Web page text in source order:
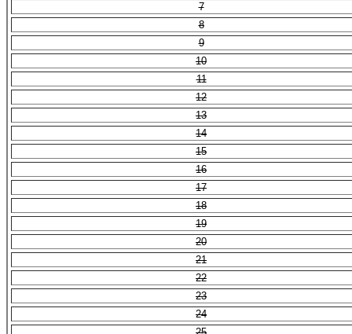
7
8
9
10
11
12
13
14
15
16
17
18
19
20
21
22
23
24